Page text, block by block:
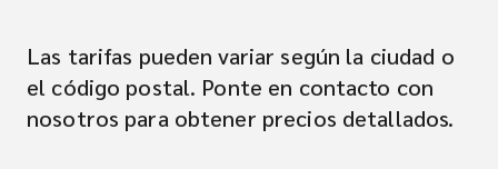
Las tarifas pueden variar según la ciudad o
el código postal. Ponte en contacto con
nosotros para obtener precios detallados.